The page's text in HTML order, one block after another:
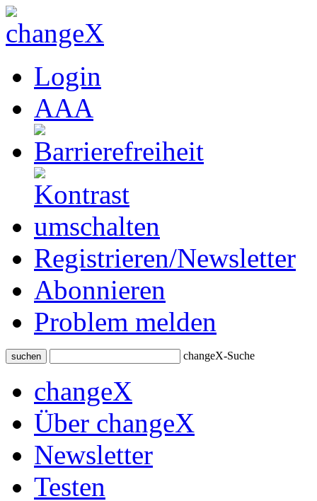
Login
AAA
Registrieren/Newsletter
Abonnieren
Problem melden
suchen changeX-Suche
changeX
Über changeX
Newsletter
Testen